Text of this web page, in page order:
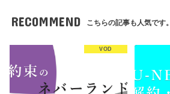
RECOMMEND こちらの記事も人気です。
VOD